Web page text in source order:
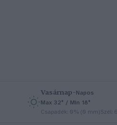
Vasárnap–Napos
Max 32° / Min 18°
Csapadék: 0% (0 mm)Szél: